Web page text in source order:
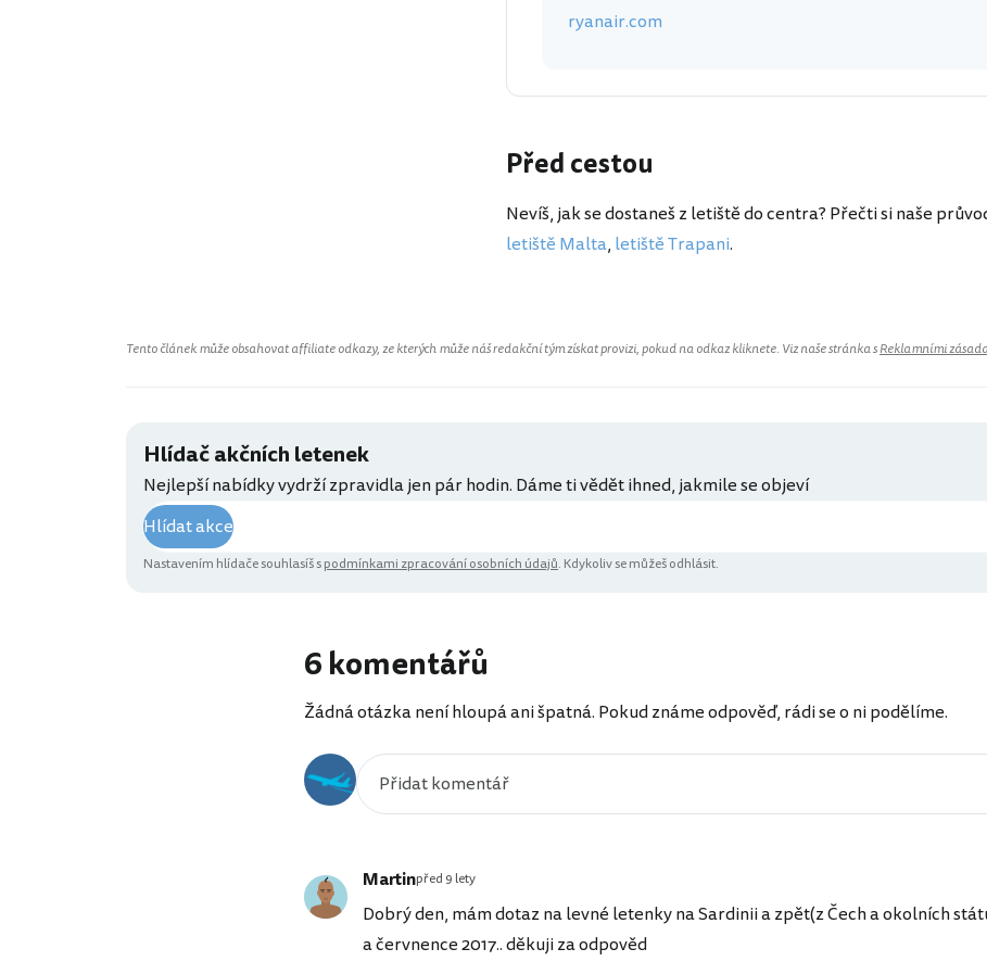
ryanair.com
Před cestou
Nevíš, jak se dostaneš z letiště do centra? Přečti si naše
letiště Malta, letiště Trapani.
Tento článek může obsahovat affiliate odkazy, ze kterých může náš redakční tým získat provizi, pokud na odkaz kliknete. Viz naše stránka sReklamními
Hlídač akčních letenek
Nejlepší nabídky vydrží zpravidla jen pár hodin. Dáme ti vědět ihned, jakmile se objeví
Hlídat akce
Nastavením hlídače souhlasíš spodmínkami zpracování osobních údajů. Kdykoliv se můžeš odhlásit.
6 komentářů
Žádná otázka není hloupá ani špatná. Pokud známe odpověď, rádi se o ni podělíme.
Martinpřed 9 lety
Dobrý den, mám dotaz na levné letenky na Sardinii a zpět(z Čech a okolních
a červnence 2017.. děkuji za odpověd